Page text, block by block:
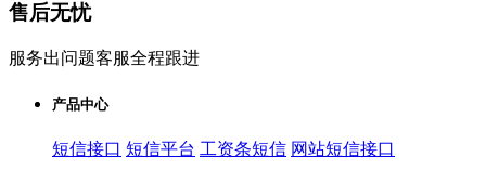
售后无忧
服务出问题客服全程跟进
产品中心
短信接口 短信平台 工资条短信 网站短信接口